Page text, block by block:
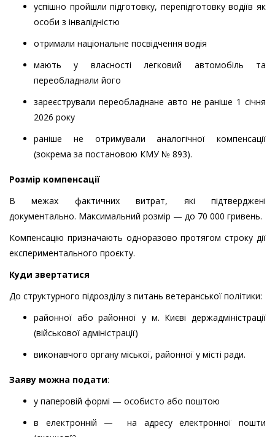
успішно пройшли підготовку, перепідготовку водіїв як
особи з інвалідністю
отримали національне посвідчення водія
мають у власності легковий автомобіль та
переобладнали його
зареєстрували переобладнане авто не раніше 1 січня
2026 року
раніше не отримували аналогічної компенсації
(зокрема за постановою КМУ № 893).
Розмір компенсації
В межах фактичних витрат, які підтверджені
документально. Максимальний розмір — до 70 000 гривень.
Компенсацію призначають одноразово протягом строку дії
експериментального проєкту.
Куди звертатися
До структурного підрозділу з питань ветеранської політики:
районної або районної у м. Києві держадміністрації
(військової адміністрації)
виконавчого органу міської, районної у місті ради.
Заяву можна подати:
у паперовій формі — особисто або поштою
в електронній — на адресу електронної пошти